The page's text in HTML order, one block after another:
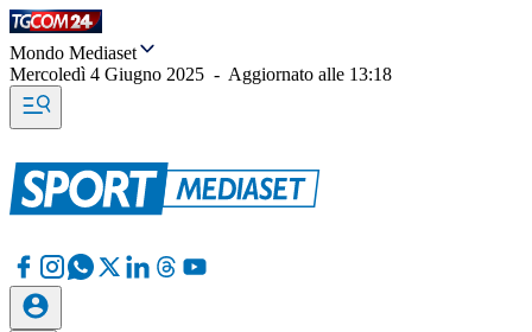
Mondo Mediaset
Mercoledì 4 Giugno 2025 - Aggiornato alle 13:18